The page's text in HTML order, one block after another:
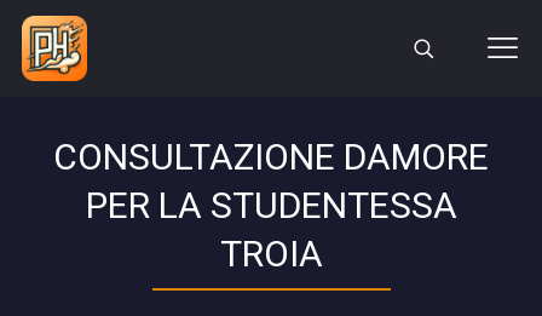
CONSULTAZIONE DAMORE
PER LA STUDENTESSA
TROIA